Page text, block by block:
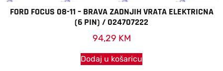
FORD FOCUS 08-11 – BRAVA ZADNJIH VRATA ELEKTRICNA
(6 PIN) / 024707222
94,29 KM
Dodaj u košaricu